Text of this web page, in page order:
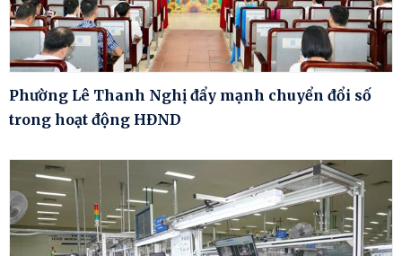
Phường Lê Thanh Nghị đẩy mạnh chuyển đổi số
trong hoạt động HĐND